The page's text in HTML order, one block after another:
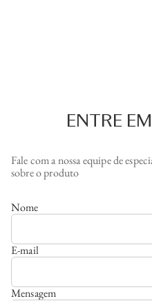
ENTRE
Fale com a nossa equipe de
sobre o produto
Nome
E-mail
Mensagem